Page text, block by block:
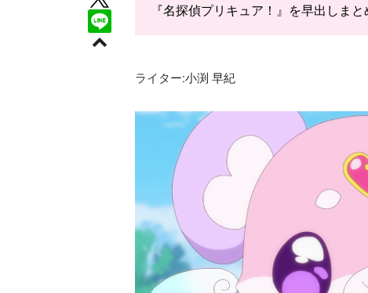
『名探偵プリキュア！』を早出しまと
ライター:小渕 早紀